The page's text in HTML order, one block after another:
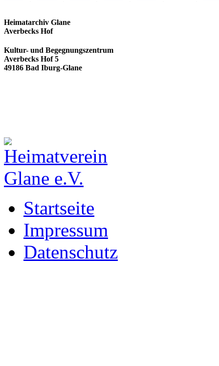
Heimatarchiv Glane
Averbecks Hof
Kultur- und Begegnungszentrum
Averbecks Hof 5
49186 Bad Iburg-Glane
Startseite
Impressum
Datenschutz